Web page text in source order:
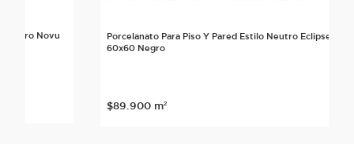
Neutro Novu
Porcelanato Para Piso Y Pared Estilo Neutro Eclipse
60x60 Negro
$89.900 m²